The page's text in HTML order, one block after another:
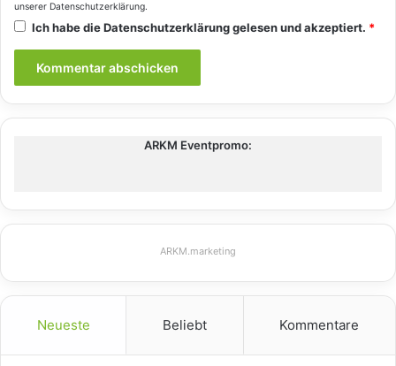
unserer Datenschutzerklärung.
Ich habe dieDatenschutzerklärunggelesen und akzeptiert. *
ARKM Eventpromo:
ARKM.marketing
Neueste Beliebt Kommentare